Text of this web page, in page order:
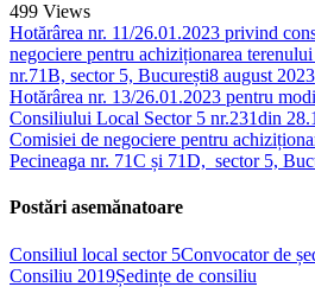
499 Views
Hotărârea nr. 11/26.01.2023 privind
negociere pentru achiziționarea
nr.71B, sector 5, București8 august 2023
Hotărârea nr. 13/26.01.2023 pentru
Consiliului Local Sector 5 nr.231din
Comisiei de negociere pentru
Pecineaga nr. 71C și 71D, sector 5,
Postări asemănatoare
Consiliul local sector 5Convocator de
Consiliu 2019Ședințe de consiliu